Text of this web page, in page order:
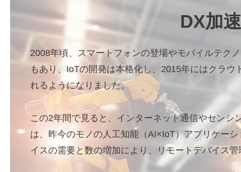
DX加
2008年頃、スマートフォンの登場やモバイルテク
もあり、IoTの開発は本格化し、2015年にはクラ
れるようになりました。
この2年間で見ると、インターネット通信やセン
は、昨今のモノの人工知能（AI×IoT）アプリケー
イスの需要と数の増加により、リモートデバイス